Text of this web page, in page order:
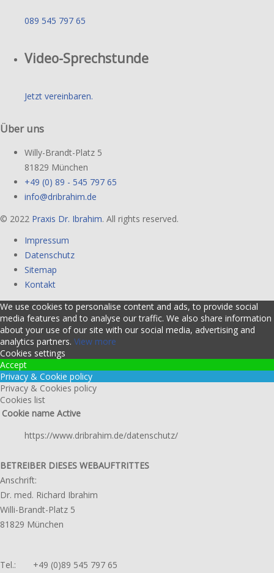
089 545 797 65
Video-Sprechstunde
Jetzt vereinbaren.
Über uns
Willy-Brandt-Platz 5
81829 München
+49 (0) 89 - 545 797 65
info@dribrahim.de
© 2022 Praxis Dr. Ibrahim. All rights reserved.
Impressum
Datenschutz
Sitemap
Kontakt
We use cookies to personalise content and ads, to provide social
media features and to analyse our traffic. We also share information
about your use of our site with our social media, advertising and
analytics partners. View more
Cookies settings
Accept
Privacy & Cookie policy
Privacy & Cookies policy
Cookies list
Cookie name Active
https://www.dribrahim.de/datenschutz/
BETREIBER DIESES WEBAUFTRITTES
Anschrift:
Dr. med. Richard Ibrahim
Willi-Brandt-Platz 5
81829 München
Tel.: +49 (0)89 545 797 65